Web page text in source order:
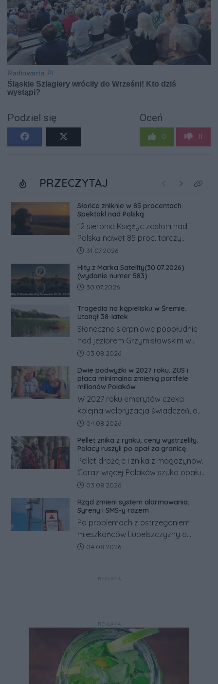
Podziel się Oceń
0 0
PRZECZYTAJ Poprzednie
NastępneKliknij
Słońce zniknie w 85 procentach.
Spektakl nad Polską
12 sierpnia Księżyc zasłoni nad
Polską nawet 85 proc. tarczy
Słońca. Największe zaćmienie od 27
zachodem.
Data dodania artykułu:
31.07.2026
Hity z Marka Satelity(30.07.2026)
(wydanie numer 583)
Data dodania artykułu:
30.07.2026
Tragedia na kąpielisku w Śremie.
Utonął 38-latek
Słoneczne sierpniowe popołudnie
nad jeziorem Grzymisławskim w
powiecie śremskim zakończyło się
odwrócić nawet natychmiastowe
działania służb ratunkowych.
Data dodania artykułu:
03.08.2026
Dwie podwyżki w 2027 roku. ZUS i
płaca minimalna zmienią portfele
milionów Polaków
W 2027 roku emerytów czeka
kolejna waloryzacja świadczeń, a
pracowników podwyżka płacy
tym zmianom zyskają.
Data dodania artykułu:
04.08.2026
Pellet znika z rynku, ceny wystrzeliły.
Polacy ruszyli po opał za granicę
Pellet drożeje i znika z magazynów.
Coraz więcej Polaków szuka opału
za granicą, gdzie bywa nawet
Co się dzieje?
Data dodania artykułu:
03.08.2026
Rząd zmieni system alarmowania.
Syreny i SMS-y razem
Po problemach z ostrzeganiem
mieszkańców Lubelszczyzny o
rosyjskim zagrożeniu rząd
w jeden system.
Data dodania artykułu:
04.08.2026
REKLAMA
REKLAMA